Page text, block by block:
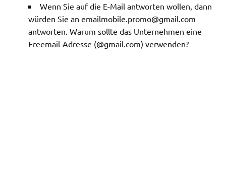
Wenn Sie auf die E-Mail antworten wollen, dann
würden Sie an emailmobile.promo@gmail.com
antworten. Warum sollte das Unternehmen eine
Freemail-Adresse (@gmail.com) verwenden?